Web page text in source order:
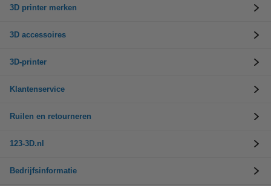
3D printer merken
3D accessoires
3D-printer
Klantenservice
Ruilen en retourneren
123-3D.nl
Bedrijfsinformatie